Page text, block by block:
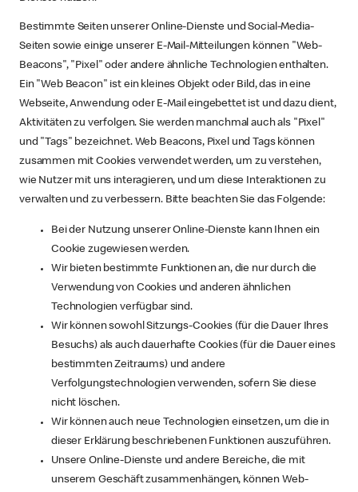
Bestimmte Seiten unserer Online-Dienste und Social-Media-
Seiten sowie einige unserer E-Mail-Mitteilungen können "Web-
Beacons", "Pixel" oder andere ähnliche Technologien enthalten.
Ein "Web Beacon" ist ein kleines Objekt oder Bild, das in eine
Webseite, Anwendung oder E-Mail eingebettet ist und dazu dient,
Aktivitäten zu verfolgen. Sie werden manchmal auch als "Pixel"
und "Tags" bezeichnet. Web Beacons, Pixel und Tags können
zusammen mit Cookies verwendet werden, um zu verstehen,
wie Nutzer mit uns interagieren, und um diese Interaktionen zu
verwalten und zu verbessern. Bitte beachten Sie das Folgende:
Bei der Nutzung unserer Online-Dienste kann Ihnen ein
Cookie zugewiesen werden.
Wir bieten bestimmte Funktionen an, die nur durch die
Verwendung von Cookies und anderen ähnlichen
Technologien verfügbar sind.
Wir können sowohl Sitzungs-Cookies (für die Dauer Ihres
Besuchs) als auch dauerhafte Cookies (für die Dauer eines
bestimmten Zeitraums) und andere
Verfolgungstechnologien verwenden, sofern Sie diese
nicht löschen.
Wir können auch neue Technologien einsetzen, um die in
dieser Erklärung beschriebenen Funktionen auszuführen.
Unsere Online-Dienste und andere Bereiche, die mit
unserem Geschäft zusammenhängen, können Web-